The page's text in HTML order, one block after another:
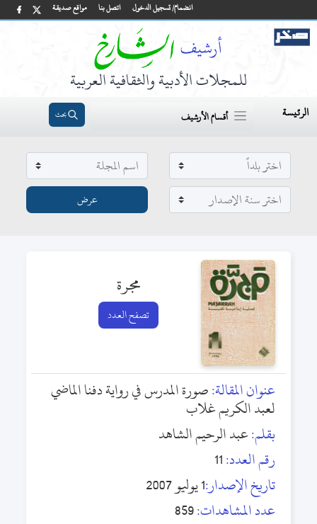
مواقع صديقة اتصل بنا انضمام/ تسجيل الدخول
للمجلات الأدبية والثقافية العربية
الرئيسة أقسام الأرشيف بحث
مجرة
تصفح العدد
عنوان المقالة:صورة المدرس في رواية دفنا الماضي
لعبد الكريم غلاب
بقلم:عبد الرحيم الشاهد
رقم العدد:11
تاريخ الإصدار:1 يوليو 2007
عدد المشاهدات:859